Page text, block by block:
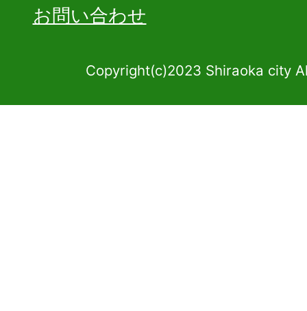
お問い合わせ
Copyright(c)2023 Shiraoka city